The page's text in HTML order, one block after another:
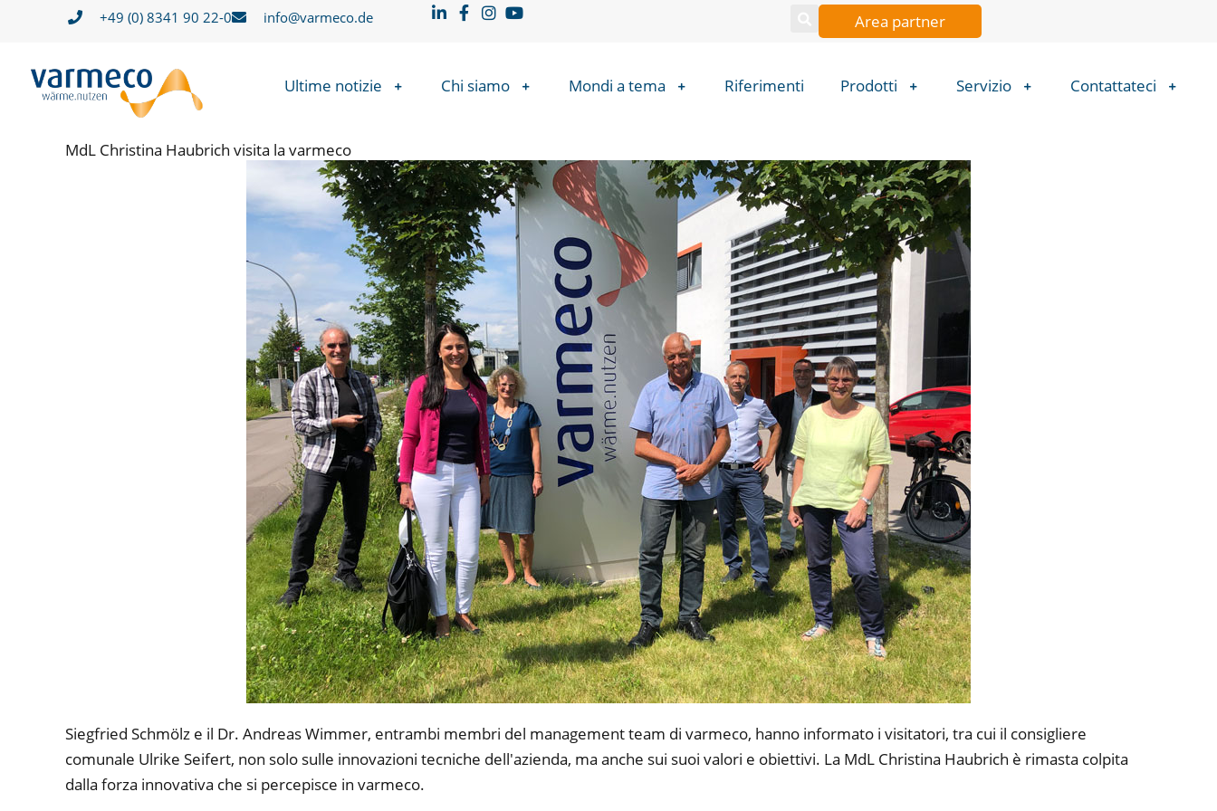
+49 (0) 8341 90 22-0 info@varmeco.de Area partner
Ultime notizie Chi siamo Mondi a tema Riferimenti Prodotti Servizio Contattateci
MdL Christina Haubrich visita la varmeco
Siegfried Schmölz e il Dr. Andreas Wimmer, entrambi membri del management team di varmeco, hanno informato i visitatori, tra cui il consigliere
comunale Ulrike Seifert, non solo sulle innovazioni tecniche dell'azienda, ma anche sui suoi valori e obiettivi. La MdL Christina Haubrich è rimasta colpita
dalla forza innovativa che si percepisce in varmeco.